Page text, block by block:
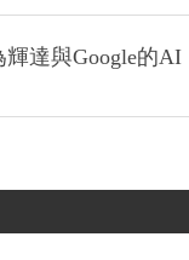
達與Google的AI